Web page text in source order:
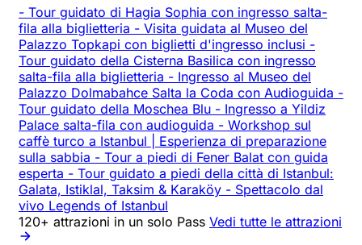
- Tour guidato di Hagia Sophia con ingresso salta-
fila alla biglietteria - Visita guidata al Museo del
Palazzo Topkapi con biglietti d'ingresso inclusi -
Tour guidato della Cisterna Basilica con ingresso
salta-fila alla biglietteria - Ingresso al Museo del
Palazzo Dolmabahce Salta la Coda con Audioguida -
Tour guidato della Moschea Blu - Ingresso a Yildiz
Palace salta-fila con audioguida - Workshop sul
caffè turco a Istanbul | Esperienza di preparazione
sulla sabbia - Tour a piedi di Fener Balat con guida
esperta - Tour guidato a piedi della città di Istanbul:
Galata, Istiklal, Taksim & Karaköy - Spettacolo dal
vivo Legends of Istanbul
120+ attrazioni in un solo Pass Vedi tutte le attrazioni